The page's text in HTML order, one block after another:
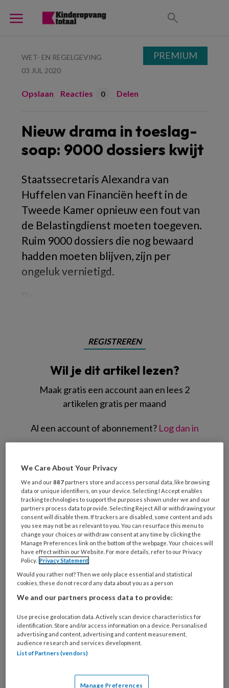
WET- EN REGELGEVING
03 JUL 2020
Opslaan Reacties 0 Delen
Nieuw drama in toeslag-
soap: 9000 dossiers kwijt
Staatssecretaris Alexandra van
Huffelen van Financiën heeft in de
Tweede Kamer opnieuw een fout van
de Belastingdienst moeten toegeven.
Ruim 9000 dossiers die nog bewaard
hadden moeten blijven, zijn per
ongeluk vernietigd.
REGISTREREN
Wil je dit artikel lezen?
Maak gratis een account aan en lees 2
artikelen gratis per maand
Al een account of abonnement? Log dan in
is
je
e-
mailadres?
* *
Kies
je
wachtwoord* *
Kies
je
functie *
Bij
welke
organisatie
werk
je?
Untitled
Ontvang 2x per week de
KinderopvangTotaal nieuwsbrief
Management Kinderopvang
PREMIUM
We Care About Your Privacy
We and our887 partners store and access personal data, like browsing
data or unique identifiers, on your device. Selecting I Accept enables
tracking technologies to support the purposes shown under we and our
partners process data to provide. Selecting Reject All or withdrawing your
consent will disable them. If trackers are disabled, some content and ads
you see may not be as relevant to you. You can resurface this menu to
change your choices or withdraw consent at any time by clicking the
Manage Preferences link on the bottom of the webpage. Your choices will
have effect within our Website. For more details, refer to our Privacy
Policy. Privacy Statement
Would you rather not? Then we only place essential and statistical
cookies, these do not record any data about you as a person
We and our partners process data to provide:
Use precise geolocation data. Actively scan device characteristics for
identification. Store and/or access information on a device. Personalised
advertising and content, advertising and content measurement,
audience research and services development.
List of Partners (vendors)
Manage Preferences